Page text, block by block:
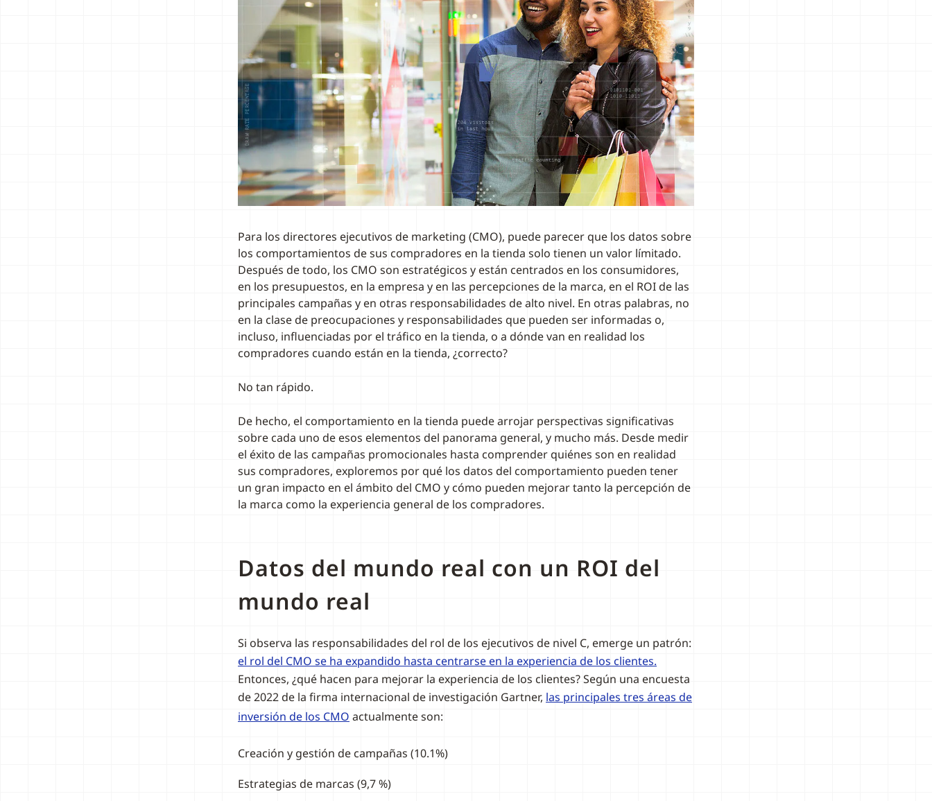
Para los directores ejecutivos de marketing (CMO), puede parecer que los datos sobre
los comportamientos de sus compradores en la tienda solo tienen un valor límitado.
Después de todo, los CMO son estratégicos y están centrados en los consumidores,
en los presupuestos, en la empresa y en las percepciones de la marca, en el ROI de las
principales campañas y en otras responsabilidades de alto nivel. En otras palabras, no
en la clase de preocupaciones y responsabilidades que pueden ser informadas o,
incluso, influenciadas por el tráfico en la tienda, o a dónde van en realidad los
compradores cuando están en la tienda, ¿correcto?
No tan rápido.
De hecho, el comportamiento en la tienda puede arrojar perspectivas significativas
sobre cada uno de esos elementos del panorama general, y mucho más. Desde medir
el éxito de las campañas promocionales hasta comprender quiénes son en realidad
sus compradores, exploremos por qué los datos del comportamiento pueden tener
un gran impacto en el ámbito del CMO y cómo pueden mejorar tanto la percepción de
la marca como la experiencia general de los compradores.
Datos del mundo real con un ROI del
mundo real
Si observa las responsabilidades del rol de los ejecutivos de nivel C, emerge un patrón:
el rol del CMO se ha expandido hasta centrarse en la experiencia de los clientes.
Entonces, ¿qué hacen para mejorar la experiencia de los clientes? Según una encuesta
de 2022 de la firma internacional de investigación Gartner, las principales tres áreas de
inversión de los CMO actualmente son:
Creación y gestión de campañas (10.1%)
Estrategias de marcas (9,7 %)